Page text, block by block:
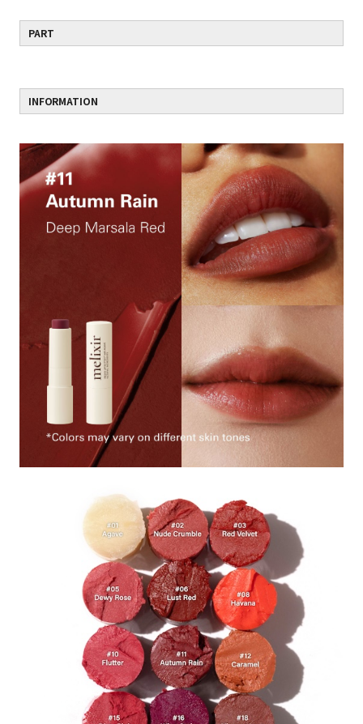
（ZeroX以外の商品が含まれている場合、送料無料は適用されま
せん。）
PART
INFORMATION